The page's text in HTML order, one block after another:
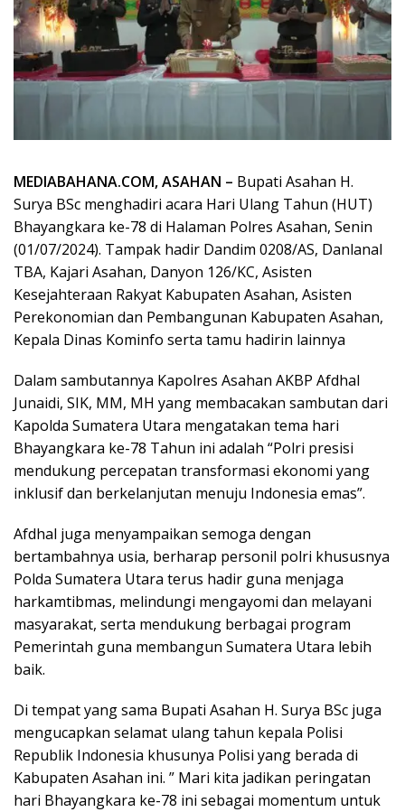
MEDIABAHANA.COM, ASAHAN – Bupati Asahan H.
Surya BSc menghadiri acara Hari Ulang Tahun (HUT)
Bhayangkara ke-78 di Halaman Polres Asahan, Senin
(01/07/2024). Tampak hadir Dandim 0208/AS, Danlanal
TBA, Kajari Asahan, Danyon 126/KC, Asisten
Kesejahteraan Rakyat Kabupaten Asahan, Asisten
Perekonomian dan Pembangunan Kabupaten Asahan,
Kepala Dinas Kominfo serta tamu hadirin lainnya
Dalam sambutannya Kapolres Asahan AKBP Afdhal
Junaidi, SIK, MM, MH yang membacakan sambutan dari
Kapolda Sumatera Utara mengatakan tema hari
Bhayangkara ke-78 Tahun ini adalah “Polri presisi
mendukung percepatan transformasi ekonomi yang
inklusif dan berkelanjutan menuju Indonesia emas”.
Afdhal juga menyampaikan semoga dengan
bertambahnya usia, berharap personil polri khususnya
Polda Sumatera Utara terus hadir guna menjaga
harkamtibmas, melindungi mengayomi dan melayani
masyarakat, serta mendukung berbagai program
Pemerintah guna membangun Sumatera Utara lebih
baik.
Di tempat yang sama Bupati Asahan H. Surya BSc juga
mengucapkan selamat ulang tahun kepala Polisi
Republik Indonesia khusunya Polisi yang berada di
Kabupaten Asahan ini. ” Mari kita jadikan peringatan
hari Bhayangkara ke-78 ini sebagai momentum untuk